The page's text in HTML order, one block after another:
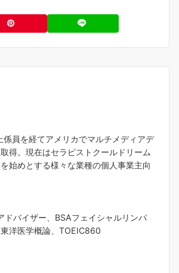
員を経てアメリカでマルチメディアデ
得。現在はセラピストクールドリーム
始めとする様々な業種の個人事業主向
ドバイザー、BSAフェイシャルリンパ
洋医学概論、TOEIC860